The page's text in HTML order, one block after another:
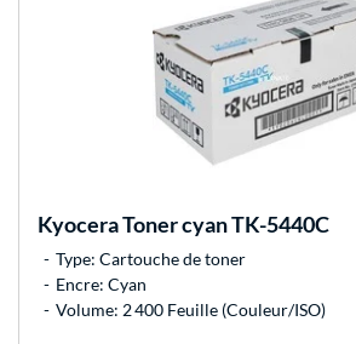
KyoceraToner cyan TK-5440C
Type: Cartouche de toner
Encre: Cyan
Volume: 2 400 Feuille (Couleur/ISO)